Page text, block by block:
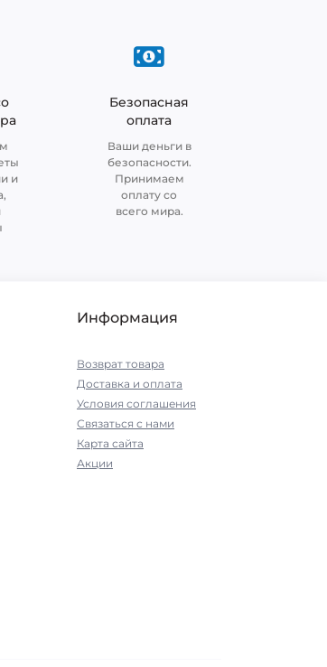
и
Безопасная
оплата
Ваши деньги в
безопасности.
Принимаем
оплату со
всего мира.
Информация
Возврат товара
Доставка и оплата
Условия соглашения
Связаться с нами
Карта сайта
Акции